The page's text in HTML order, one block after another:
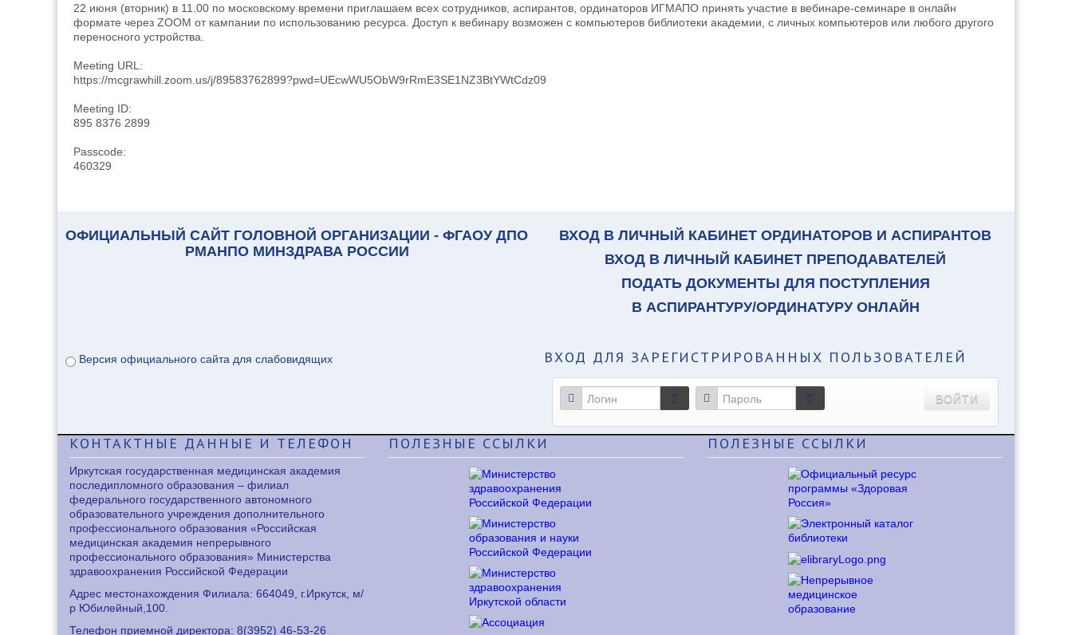
22 июня (вторник) в 11.00 по московскому времени приглашаем всех сотрудников, аспирантов, ординаторов ИГМАПО принять участие в вебинаре-семинаре в онлайн
формате через ZOOM от кампании по использованию ресурса. Доступ к вебинару возможен с компьютеров библиотеки академии, с личных компьютеров или любого другого
переносного устройства.
Meeting URL:
https://mcgrawhill.zoom.us/j/89583762899?pwd=UEcwWU5ObW9rRmE3SE1NZ3BtYWtCdz09
Meeting ID:
895 8376 2899
Passcode:
460329
ОФИЦИАЛЬНЫЙ САЙТ ГОЛОВНОЙ ОРГАНИЗАЦИИ - ФГАОУ ДПО
РМАНПО МИНЗДРАВА РОССИИ
Версия официального сайта для слабовидящих
ВХОД В ЛИЧНЫЙ КАБИНЕТ ОРДИНАТОРОВ И АСПИРАНТОВ
ВХОД В ЛИЧНЫЙ КАБИНЕТ ПРЕПОДАВАТЕЛЕЙ
ПОДАТЬ ДОКУМЕНТЫ ДЛЯ ПОСТУПЛЕНИЯ
В АСПИРАНТУРУ/ОРДИНАТУРУ ОНЛАЙН
ВХОД ДЛЯ ЗАРЕГИСТРИРОВАННЫХ ПОЛЬЗОВАТЕЛЕЙ
ВОЙТИ
КОНТАКТНЫЕ ДАННЫЕ И ТЕЛЕФОН
Иркутская государственная медицинская академия
последипломного образования – филиал
федерального государственного автономного
образовательного учреждения дополнительного
профессионального образования «Российская
медицинская академия непрерывного
профессионального образования» Министерства
здравоохранения Российской Федерации
Адрес местонахождения Филиала: 664049, г.Иркутск, м/
р Юбилейный,100.
Телефон приемной директора: 8(3952) 46-53-26
ПОЛЕЗНЫЕ ССЫЛКИ ПОЛЕЗНЫЕ ССЫЛКИ